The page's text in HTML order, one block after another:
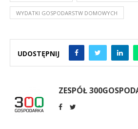
WYDATKI GOSPODARSTW DOMOWYCH
UDOSTĘPNIJ
ZESPÓŁ